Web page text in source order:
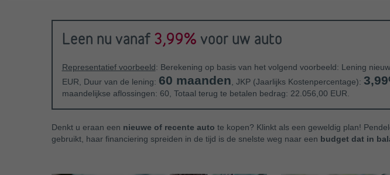
Leen nu vanaf 3,99% voor uw auto
Representatief voorbeeld: Berekening op basis van het volgend voorbeeld: Lening
EUR, Duur van de lening: 60 maanden, JKP (Jaarlijks Kostenpercentage):
maandelijkse aflossingen: 60, Totaal terug te betalen bedrag: 22.056,00 EUR.
Denkt u eraan een nieuwe of recente auto te kopen? Klinkt als een geweldig plan!
gebruikt, haar financiering spreiden in de tijd is de snelste weg naar een budget dat in